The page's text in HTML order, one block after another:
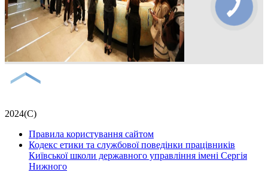
2024(С)
Правила користування сайтом
Кодекс етики та службової поведінки працівників
Київської школи державного управління імені Сергія
Нижного